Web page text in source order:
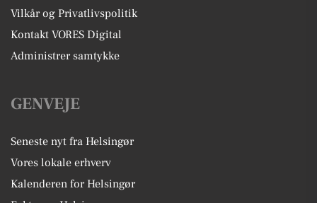
Vilkår og Privatlivspolitik
Kontakt VORES Digital
Administrer samtykke
GENVEJE
Seneste nyt fra Helsingør
Vores lokale erhverv
Kalenderen for Helsingør